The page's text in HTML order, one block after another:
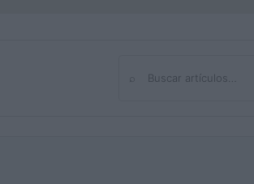
Buscar